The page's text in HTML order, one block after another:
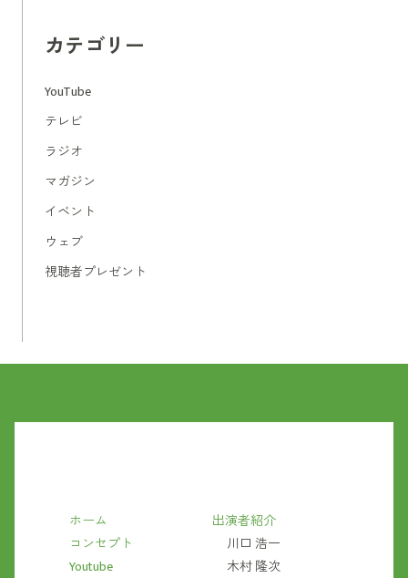
カテゴリー
YouTube
テレビ
ラジオ
マガジン
イベント
ウェブ
視聴者プレゼント
ホーム
コンセプト
Youtube
出演者紹介
川口 浩一
木村 隆次